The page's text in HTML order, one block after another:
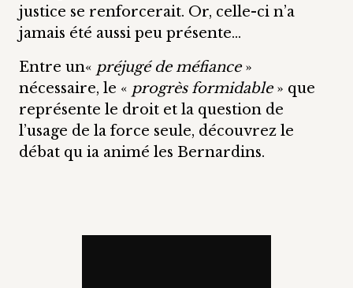
justice se renforcerait. Or, celle-ci n’a
jamais été aussi peu présente…
Entre un« préjugé de méfiance»
nécessaire, le « progrès formidable» que
représente le droit et la question de
l’usage de la force seule, découvrez le
débat qu ia animé les Bernardins.